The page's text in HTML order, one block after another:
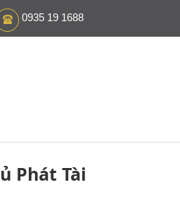
0935 19 1688
Phát Tài